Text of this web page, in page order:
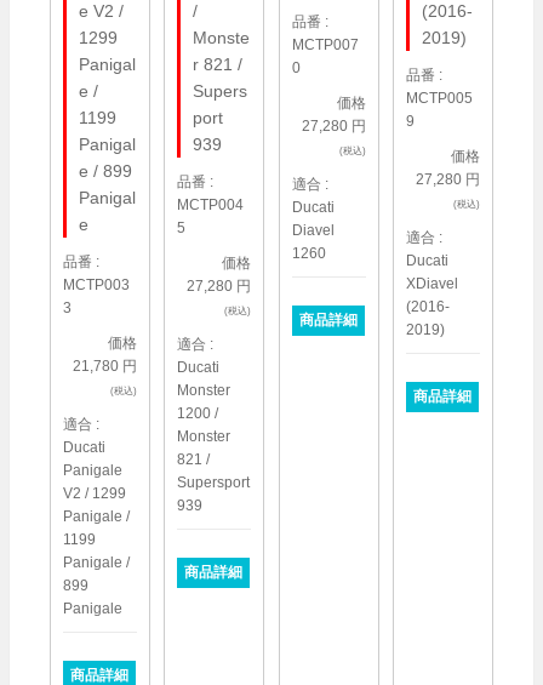
e V2 /
1299
Panigal
e /
1199
Panigal
e / 899
Panigal
e
品番 :
MCTP003
3
価格
21,780 円
(税込)
適合 :
Ducati
Panigale
V2 / 1299
Panigale /
1199
Panigale /
899
Panigale
商品詳細
/
Monste
r 821 /
Supers
port
939
品番 :
MCTP004
5
価格
27,280 円
(税込)
適合 :
Ducati
Monster
1200 /
Monster
821 /
Supersport
939
商品詳細
品番 :
MCTP007
0
価格
27,280 円
(税込)
適合 :
Ducati
Diavel
1260
商品詳細
(2016-
2019)
品番 :
MCTP005
9
価格
27,280 円
(税込)
適合 :
Ducati
XDiavel
(2016-
2019)
商品詳細